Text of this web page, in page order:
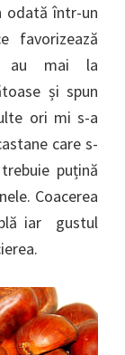
odată într-un
favorizează
au mai la
și spun
ori mi s-a
care s-
puțină
Coacerea
iar gustul